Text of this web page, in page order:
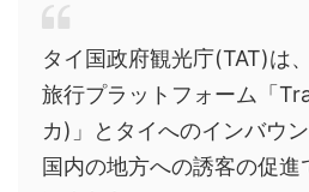
タイ国政府観光庁(TAT)は
旅行プラットフォーム「
カ)」とタイへのインバウ
国内の地方への誘客の促